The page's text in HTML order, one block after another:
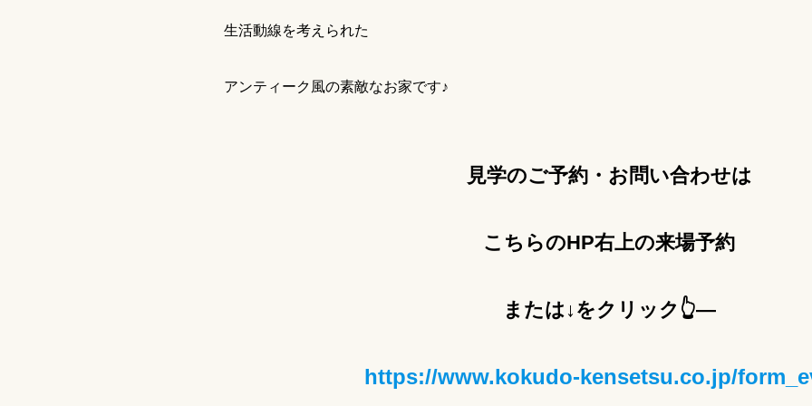
生活動線を考えられた
アンティーク風の素敵なお家です♪
見学のご予約・お問い合わせは
こちらのHP右上の来場予約
または↓をクリック👆―
https://www.kokudo-kensetsu.co.jp/